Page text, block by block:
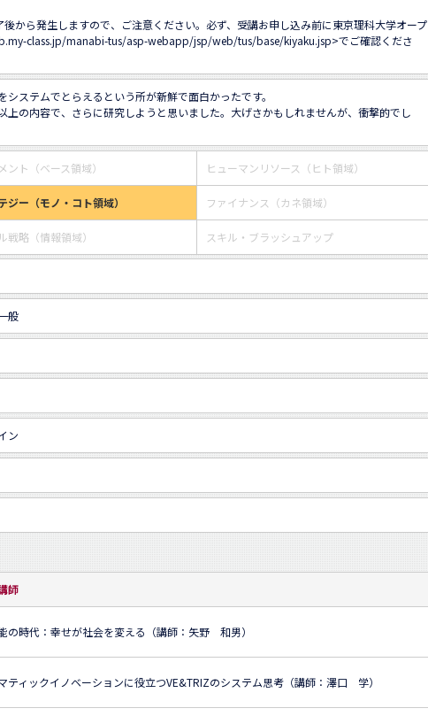
から発生しますので、ご注意ください。必ず、受講お申し込み前に東京理科大学オープ
class.jp/manabi-tus/asp-webapp/jsp/web/tus/base/kiyaku.jsp>でご確認くださ
システムでとらえるという所が新鮮で面白かったです。
上の内容で、さらに研究しようと思いました。大げさかもしれませんが、衝撃的でし
ント（ベース領域） ヒューマンリソース（ヒト領域）
ジー（モノ・コト領域） ファイナンス（カネ領域）
戦略（情報領域） スキル・ブラッシュアップ
般
ン
師
の時代：幸せが社会を変える（講師：矢野 和男）
ティックイノベーションに役立つVE&TRIZのシステム思考（講師：澤口 学）